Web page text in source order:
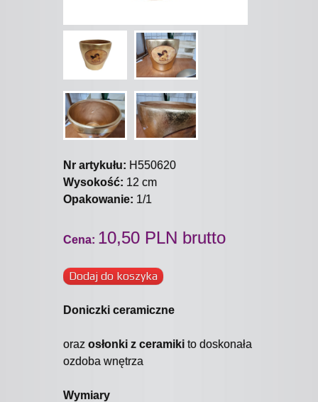
Nr artykułu: H550620
Wysokość: 12 cm
Opakowanie: 1/1
Cena: 10,50 PLN brutto
Dodaj do koszyka
Doniczki ceramiczne
oraz osłonki z ceramiki to doskonała
ozdoba wnętrza
Wymiary